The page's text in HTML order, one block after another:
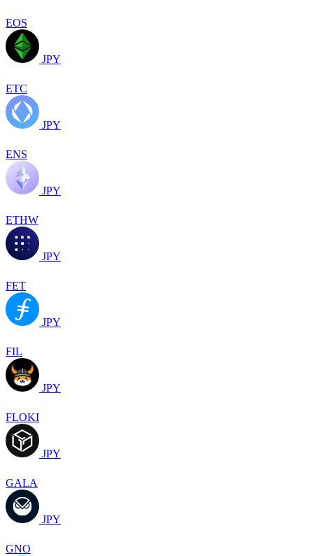
EOS
JPY
ETC
JPY
ENS
JPY
ETHW
JPY
FET
JPY
FIL
JPY
FLOKI
JPY
GALA
JPY
GNO